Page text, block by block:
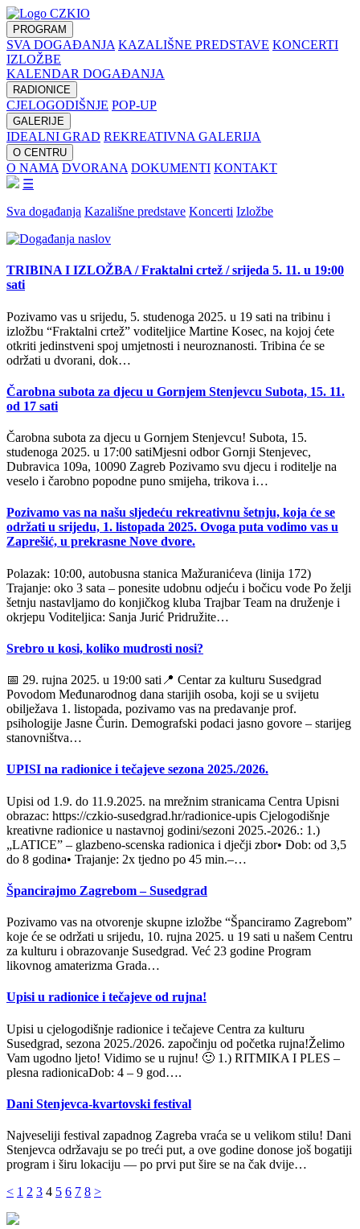
PROGRAM
SVA DOGAĐANJA KAZALIŠNE PREDSTAVE KONCERTI
IZLOŽBE
KALENDAR DOGAĐANJA
RADIONICE
CJELOGODIŠNJE POP-UP
GALERIJE
IDEALNI GRAD REKREATIVNA GALERIJA
O CENTRU
O NAMA DVORANA DOKUMENTI KONTAKT
☰
Sva događanja Kazališne predstave Koncerti Izložbe
TRIBINA I IZLOŽBA / Fraktalni crtež / srijeda 5. 11. u 19:00
sati
Pozivamo vas u srijedu, 5. studenoga 2025. u 19 sati na tribinu i
izložbu “Fraktalni crtež” voditeljice Martine Kosec, na kojoj ćete
otkriti jedinstveni spoj umjetnosti i neuroznanosti. Tribina će se
održati u dvorani, dok…
Čarobna subota za djecu u Gornjem Stenjevcu Subota, 15. 11.
od 17 sati
Čarobna subota za djecu u Gornjem Stenjevcu! Subota, 15.
studenoga 2025. u 17:00 satiMjesni odbor Gornji Stenjevec,
Dubravica 109a, 10090 Zagreb Pozivamo svu djecu i roditelje na
veselo i čarobno popodne puno smijeha, trikova i…
Pozivamo vas na našu sljedeću rekreativnu šetnju, koja će se
održati u srijedu, 1. listopada 2025. Ovoga puta vodimo vas u
Zaprešić, u prekrasne Nove dvore.
Polazak: 10:00, autobusna stanica Mažuranićeva (linija 172)
Trajanje: oko 3 sata – ponesite udobnu odjeću i bočicu vode Po želji
šetnju nastavljamo do konjičkog kluba Trajbar Team na druženje i
okrjepu Voditeljica: Sanja Jurić Pridružite…
Srebro u kosi, koliko mudrosti nosi?
📅 29. rujna 2025. u 19:00 sati📍 Centar za kulturu Susedgrad
Povodom Međunarodnog dana starijih osoba, koji se u svijetu
obilježava 1. listopada, pozivamo vas na predavanje prof.
psihologije Jasne Čurin. Demografski podaci jasno govore – starijeg
stanovništva…
UPISI na radionice i tečajeve sezona 2025./2026.
Upisi od 1.9. do 11.9.2025. na mrežnim stranicama Centra Upisni
obrazac: https://czkio-susedgrad.hr/radionice-upis Cjelogodišnje
kreativne radionice u nastavnoj godini/sezoni 2025.-2026.: 1.)
„LATICE” – glazbeno-scenska radionica i dječji zbor• Dob: od 3,5
do 8 godina• Trajanje: 2x tjedno po 45 min.–…
Špancirajmo Zagrebom – Susedgrad
Pozivamo vas na otvorenje skupne izložbe “Španciramo Zagrebom”
koje će se održati u srijedu, 10. rujna 2025. u 19 sati u našem Centru
za kulturu i obrazovanje Susedgrad. Već 23 godine Program
likovnog amaterizma Grada…
Upisi u radionice i tečajeve od rujna!
Upisi u cjelogodišnje radionice i tečajeve Centra za kulturu
Susedgrad, sezona 2025./2026. započinju od početka rujna!Želimo
Vam ugodno ljeto! Vidimo se u rujnu! 🙂 1.) RITMIKA I PLES –
plesna radionicaDob: 4 – 9 god….
Dani Stenjevca-kvartovski festival
Najveseliji festival zapadnog Zagreba vraća se u velikom stilu! Dani
Stenjevca održavaju se po treći put, a ove godine donose još bogatiji
program i širu lokaciju — po prvi put šire se na čak dvije…
Brojevi
stranica
< 1 2 3 4 5 6 7 8 >